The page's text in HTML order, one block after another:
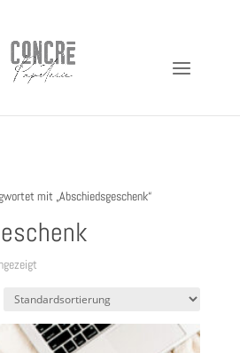
mit „Abschiedsgeschenk“